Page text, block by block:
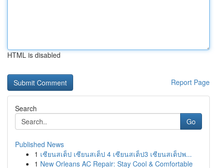
HTML is disabled
Report Page
Search
Go
Published News
1 เซียนสเต็ป เซียนสเต็ป 4 เซียนสเต็ป3 เซียนสเต็ปพ...
1 New Orleans AC Repair: Stay Cool & Comfortable